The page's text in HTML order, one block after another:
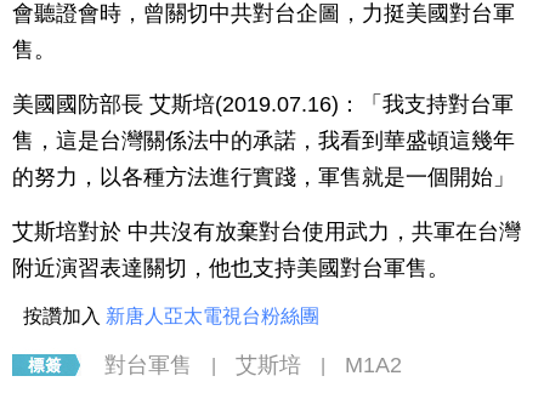
會聽證會時，曾關切中共對台企圖，力挺美國對台軍
售。
美國國防部長 艾斯培(2019.07.16)：「我支持對台軍
售，這是台灣關係法中的承諾，我看到華盛頓這幾年
的努力，以各種方法進行實踐，軍售就是一個開始」
艾斯培對於 中共沒有放棄對台使用武力，共軍在台灣
附近演習表達關切，他也支持美國對台軍售。
按讚加入 新唐人亞太電視台粉絲團
對台軍售 艾斯培 M1A2